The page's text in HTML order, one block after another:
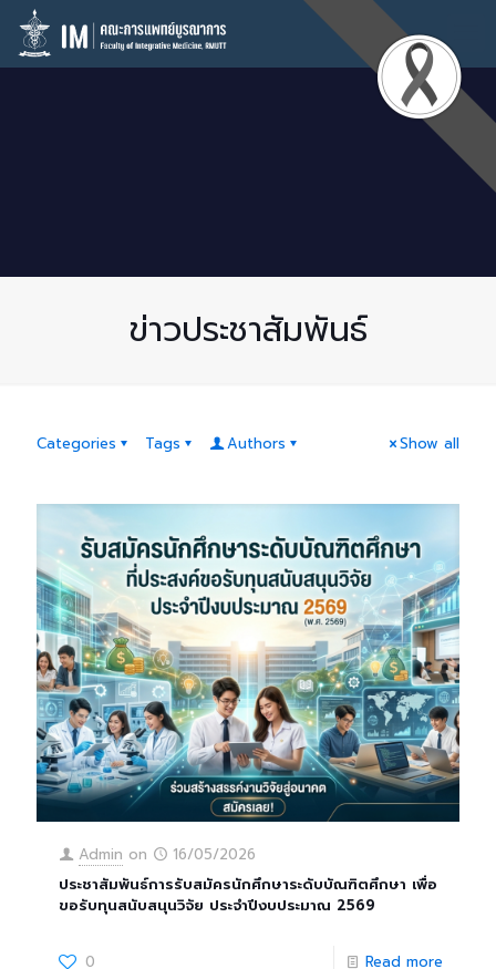
ข่าวประชาสัมพันธ์
Categories Tags Authors Show all
Admin on
16/05/2026
ประชาสัมพันธ์การรับสมัครนักศึกษาระดับบัณฑิตศึกษา เพื่อ
ขอรับทุนสนับสนุนวิจัย ประจำปีงบประมาณ 2569
0 Read more